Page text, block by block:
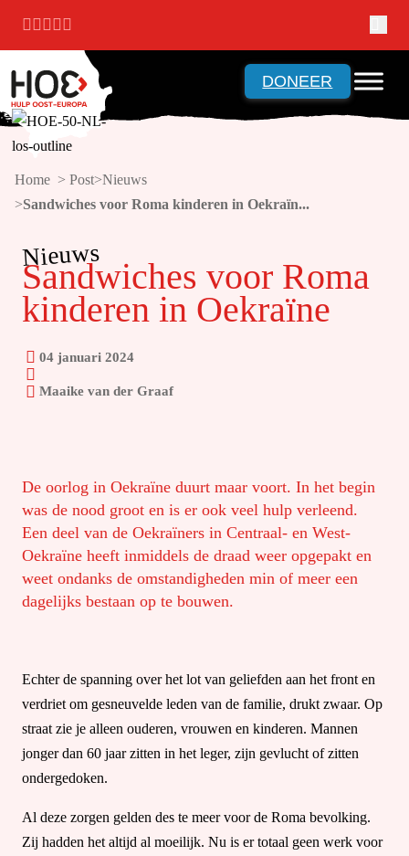
Ga naar hoofdinhoud
Ga naar voettekst
DONEER
Home > Post Nieuws
Sandwiches voor Roma kinderen in Oekraïn...
Nieuws
Sandwiches voor Roma
kinderen in Oekraïne
04 januari 2024
Maaike van der Graaf
De oorlog in Oekraïne duurt maar voort. In het begin
was de nood groot en is er ook veel hulp verleend.
Een deel van de Oekraïners in Centraal- en West-
Oekraïne heeft inmiddels de draad weer opgepakt en
weet ondanks de omstandigheden min of meer een
dagelijks bestaan op te bouwen.
Echter de spanning over het lot van geliefden aan het front en
verdriet om gesneuvelde leden van de familie, drukt zwaar. Op
straat zie je alleen ouderen, vrouwen en kinderen. Mannen
jonger dan 60 jaar zitten in het leger, zijn gevlucht of zitten
ondergedoken.
Al deze zorgen gelden des te meer voor de Roma bevolking.
Zij hadden het altijd al moeilijk. Nu is er totaal geen werk voor